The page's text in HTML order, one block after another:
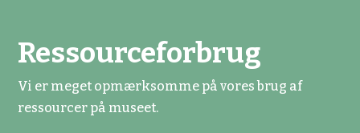
Ressourceforbrug
Vi er meget opmærksomme på vores brug af
ressourcer på museet.